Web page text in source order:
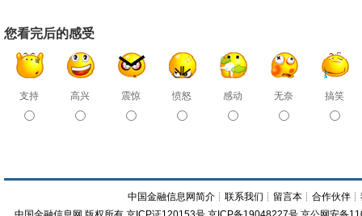
您看完后的感受
支持 高兴 震惊 愤怒 感动 无奈 搞笑
中国金融信息网简介 ┊联系我们 ┊ 留言本 ┊合作伙伴 ┊